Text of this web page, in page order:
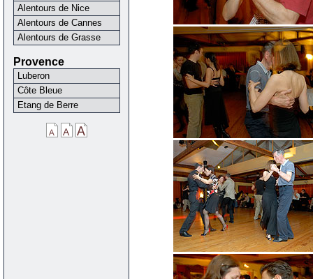
Alentours de Nice
Alentours de Cannes
Alentours de Grasse
Provence
Luberon
Côte Bleue
Etang de Berre